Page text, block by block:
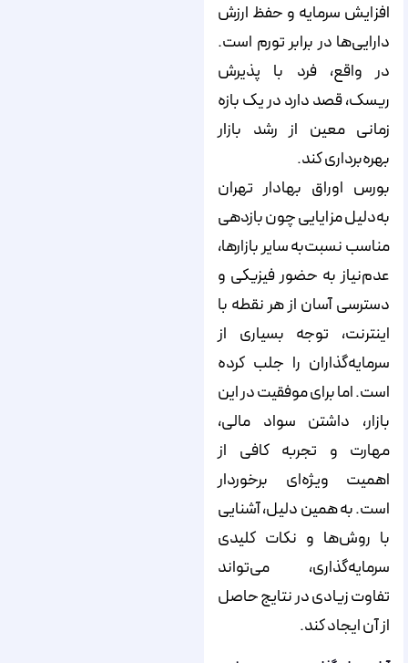
افزایش سرمایه و حفظ ارزش
دارایی‌ها در برابر تورم است.
در واقع، فرد با پذیرش
ریسک، قصد دارد در یک بازه
زمانی معین از رشد بازار
بهره‌برداری کند.
بورس اوراق بهادار تهران
به‌دلیل مزایایی چون بازدهی
مناسب نسبت‌به سایر بازارها،
عدم‌نیاز به حضور فیزیکی و
دسترسی آسان از هر نقطه با
اینترنت، توجه بسیاری از
سرمایه‌گذاران را جلب کرده
است. اما برای موفقیت در این
بازار، داشتن سواد مالی،
مهارت و تجربه کافی از
اهمیت ویژه‌ای برخوردار
است. به همین دلیل، آشنایی
با روش‌ها و نکات کلیدی
سرمایه‌گذاری، می‌تواند
تفاوت زیادی در نتایج حاصل
از آن ایجاد کند.